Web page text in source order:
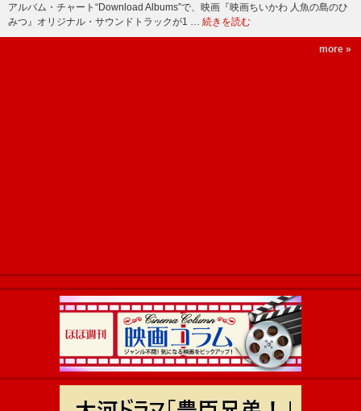
アルバム・チャート“Download Albums”で、映画『映画ちいかわ 人魚の島のひ
みつ』オリジナル・サウンドトラックが1 … 続きを読む
more »